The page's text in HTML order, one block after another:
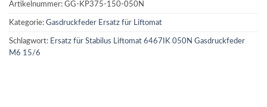
Artikelnummer: GG-KP375-150-050N
Kategorie: Gasdruckfeder Ersatz für Liftomat
Schlagwort: Ersatz für Stabilus Liftomat 6467IK 050N Gasdruckfeder
M6 15/6